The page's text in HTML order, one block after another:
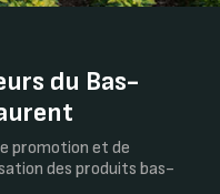
du Bas-
promotion et de
des produits bas-